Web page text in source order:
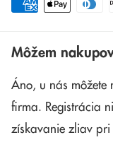
Môžem
Áno, u nás
firma. Registrácia
získavanie zliav